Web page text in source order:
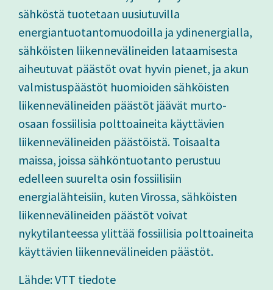
sähköstä tuotetaan uusiutuvilla
energiantuotantomuodoilla ja ydinenergialla,
sähköisten liikennevälineiden lataamisesta
aiheutuvat päästöt ovat hyvin pienet, ja akun
valmistuspäästöt huomioiden sähköisten
liikennevälineiden päästöt jäävät murto-
osaan fossiilisia polttoaineita käyttävien
liikennevälineiden päästöistä. Toisaalta
maissa, joissa sähköntuotanto perustuu
edelleen suurelta osin fossiilisiin
energialähteisiin, kuten Virossa, sähköisten
liikennevälineiden päästöt voivat
nykytilanteessa ylittää fossiilisia polttoaineita
käyttävien liikennevälineiden päästöt.
Lähde: VTT tiedote